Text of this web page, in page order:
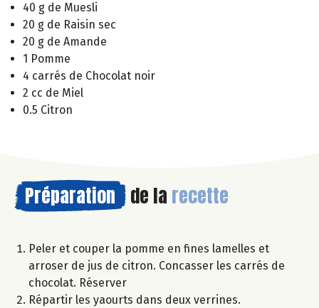
40 g de Muesli
20 g de Raisin sec
20 g de Amande
1 Pomme
4 carrés de Chocolat noir
2 cc de Miel
0.5 Citron
Préparation de la recette
Peler et couper la pomme en fines lamelles et
arroser de jus de citron. Concasser les carrés de
chocolat. Réserver
Répartir les yaourts dans deux verrines.